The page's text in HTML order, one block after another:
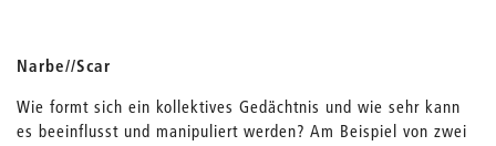
Narbe//Scar
Wie formt sich ein kollektives Gedächtnis und wie sehr kann
es beeinflusst und manipuliert werden? Am Beispiel von zwei